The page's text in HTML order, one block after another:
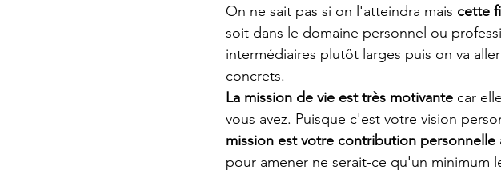
On ne sait pas si on l'atteindra mais cette
soit dans le domaine personnel ou
intermédiaires plutôt larges puis on va
concrets.
La mission de vie est très motivante car
vous avez. Puisque c'est votre vision
mission est votre contribution personnelle
pour amener ne serait-ce qu'un minimum